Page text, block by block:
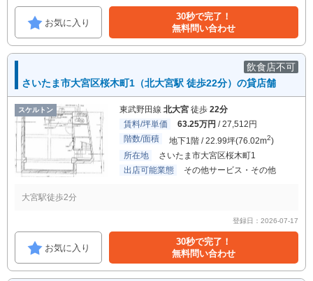
お気に入り
30秒で完了！
無料問い合わせ
飲食店不可
さいたま市大宮区桜木町1（北大宮駅 徒歩22分）の貸店舗
スケルトン 東武野田線 北大宮 徒歩 22分
賃料/坪単価
63.25万円 / 27,512円
階数/面積
地下1階 / 22.99坪(76.02m2)
所在地
さいたま市大宮区桜木町1
出店可能業態
その他サービス・その他
大宮駅徒歩2分
登録日：2026-07-17
お気に入り
30秒で完了！
無料問い合わせ